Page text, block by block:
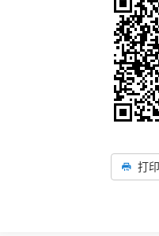
打印